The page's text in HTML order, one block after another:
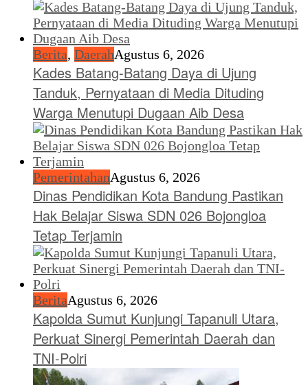
Berita, DaerahAgustus 6, 2026
Kades Batang-Batang Daya di Ujung
Tanduk, Pernyataan di Media Dituding
Warga Menutupi Dugaan Aib Desa
PemerintahanAgustus 6, 2026
Dinas Pendidikan Kota Bandung Pastikan
Hak Belajar Siswa SDN 026 Bojongloa
Tetap Terjamin
BeritaAgustus 6, 2026
Kapolda Sumut Kunjungi Tapanuli Utara,
Perkuat Sinergi Pemerintah Daerah dan
TNI-Polri